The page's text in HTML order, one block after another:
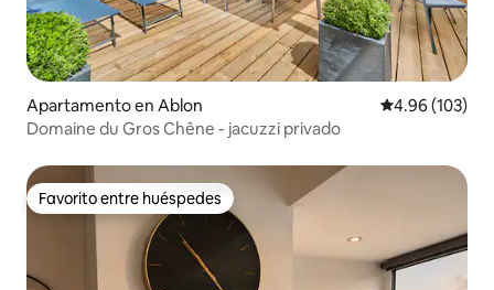
Apartamento en Ablon Calificación
4.96 (103)
Domaine du Gros Chêne - jacuzzi privado
Favorito entre huéspedes
Favorito entre huéspedes